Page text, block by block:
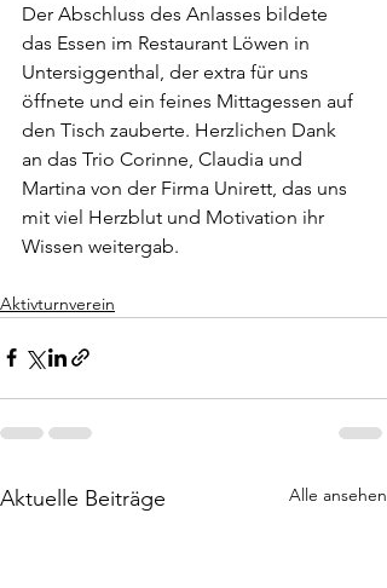
Der Abschluss des Anlasses bildete
das Essen im Restaurant Löwen in
Untersiggenthal, der extra für uns
öffnete und ein feines Mittagessen auf
den Tisch zauberte. Herzlichen Dank
an das Trio Corinne, Claudia und
Martina von der Firma Unirett, das uns
mit viel Herzblut und Motivation ihr
Wissen weitergab.
Aktivturnverein
Aktuelle Beiträge Alle ansehen